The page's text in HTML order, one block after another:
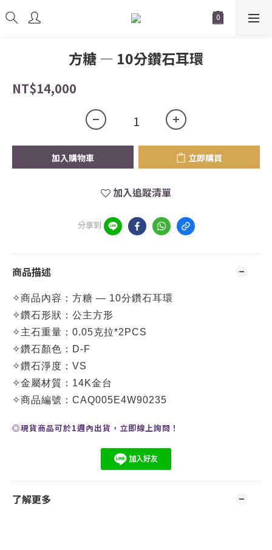
方糖 — 10分鑽石耳環
NT$14,000
加入購物車 立即購買
加入追蹤清單
分享到
商品描述
✧商品內容： 方糖 — 10分鑽石耳環
✧鑽石形狀：公主方形
✧主石重量：0.05克拉*2PCS
✧鑽石顏色：D-F
✧鑽石淨度：VS
✧金屬材質：14K金台
✧商品編號：CAQ005E4W90235
◎現貨商品可於1週內出貨， 立即線上詢問 ！
了解更多